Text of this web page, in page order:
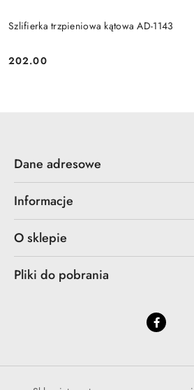
Szlifierka trzpieniowa kątowa AD-1143
Cena:
202.00
Dane adresowe
Informacje
O sklepie
Pliki do pobrania